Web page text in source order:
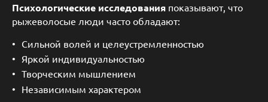
Психологические исследования показывают, что
рыжеволосые люди часто обладают:
Сильной волей и целеустремленностью
Яркой индивидуальностью
Творческим мышлением
Независимым характером